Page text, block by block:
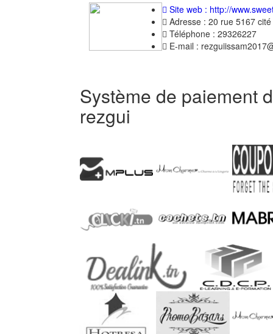
Site web : http://
Adresse : 20 rue 5167
Téléphone : 29326227
E-mail :
Système de paiement
rezgui